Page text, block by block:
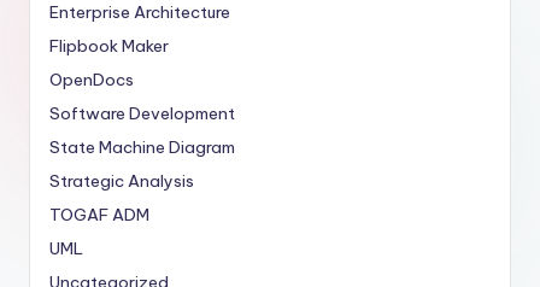
Enterprise Architecture
Flipbook Maker
OpenDocs
Software Development
State Machine Diagram
Strategic Analysis
TOGAF ADM
UML
Uncategorized